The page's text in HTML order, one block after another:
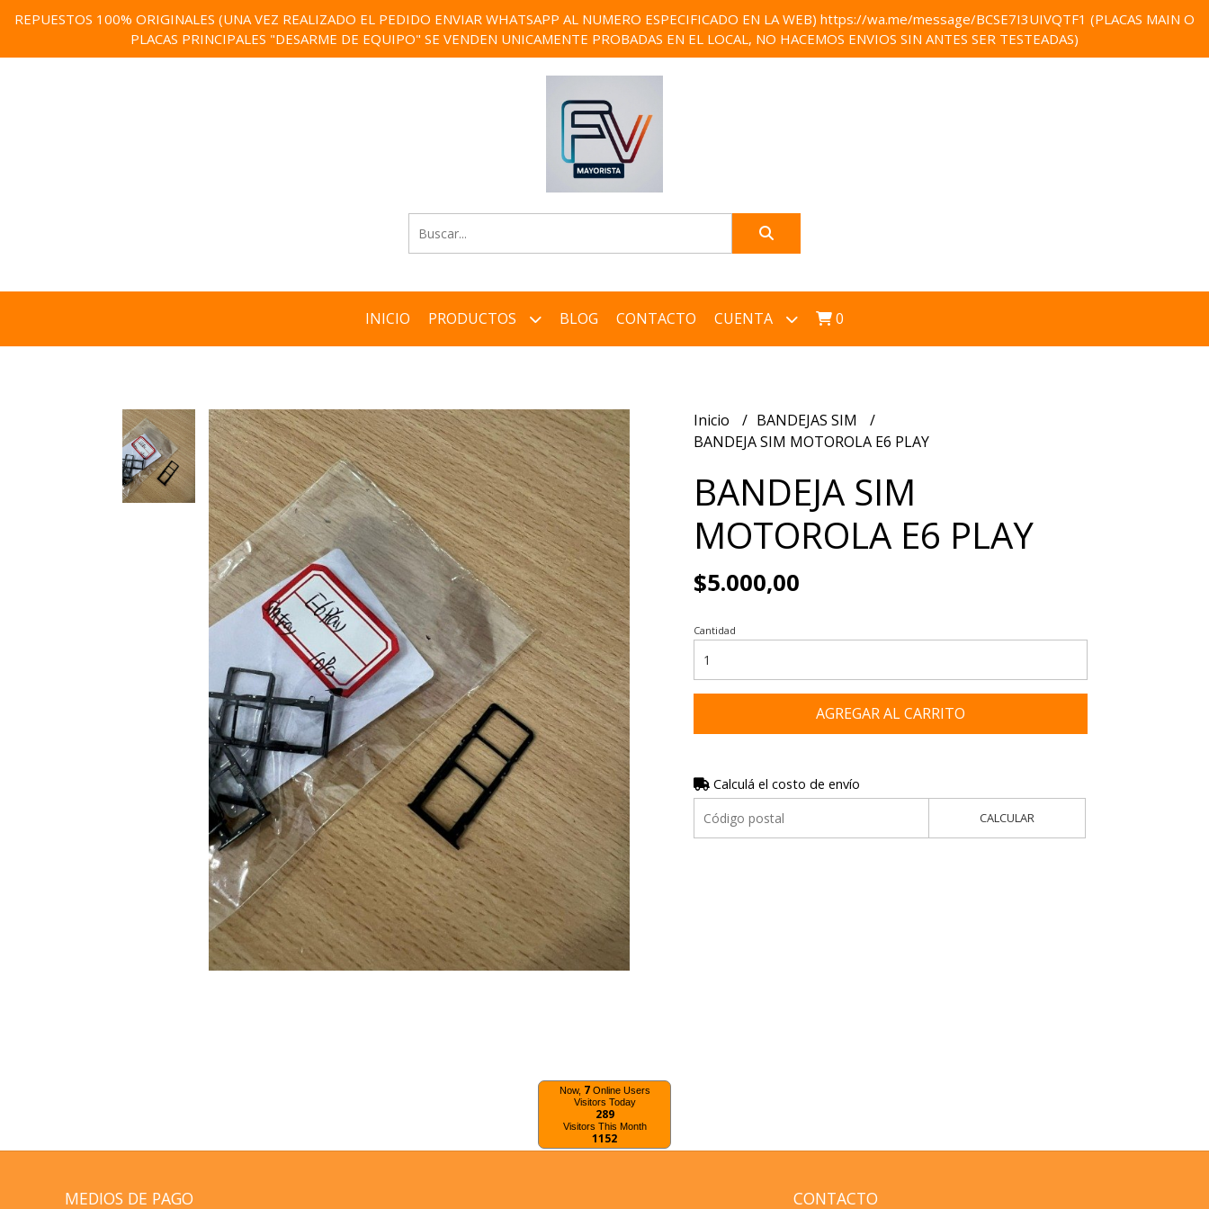
REPUESTOS 100% ORIGINALES (UNA VEZ REALIZADO EL PEDIDO ENVIAR WHATSAPP AL NUMERO ESPECIFICADO EN LA WEB) https://wa.me/message/BCSE7I3UIVQTF1 (PLACAS MAIN O
PLACAS PRINCIPALES "DESARME DE EQUIPO" SE VENDEN UNICAMENTE PROBADAS EN EL LOCAL, NO HACEMOS ENVIOS SIN ANTES SER TESTEADAS)
INICIO PRODUCTOS BLOG CONTACTO CUENTA 0
Inicio
BANDEJAS SIM
BANDEJA SIM MOTOROLA E6 PLAY
BANDEJA SIM
MOTOROLA E6 PLAY
$5.000,00
Cantidad
AGREGAR AL CARRITO
Calculá el costo de envío
CALCULAR
Now, 7Online Users
Visitors Today
289
Visitors This Month
1152
MEDIOS DE PAGO CONTACTO